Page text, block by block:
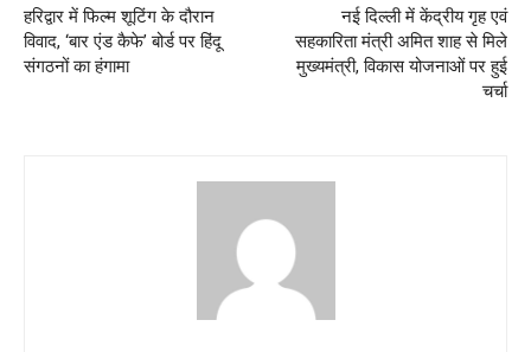
हरिद्वार में फिल्म शूटिंग के दौरान
विवाद, ‘बार एंड कैफे’ बोर्ड पर हिंदू
संगठनों का हंगामा
नई दिल्ली में केंद्रीय गृह एवं
सहकारिता मंत्री अमित शाह से मिले
मुख्यमंत्री, विकास योजनाओं पर हुई
चर्चा